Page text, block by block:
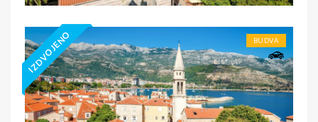
IZDVOJENO BUDVA